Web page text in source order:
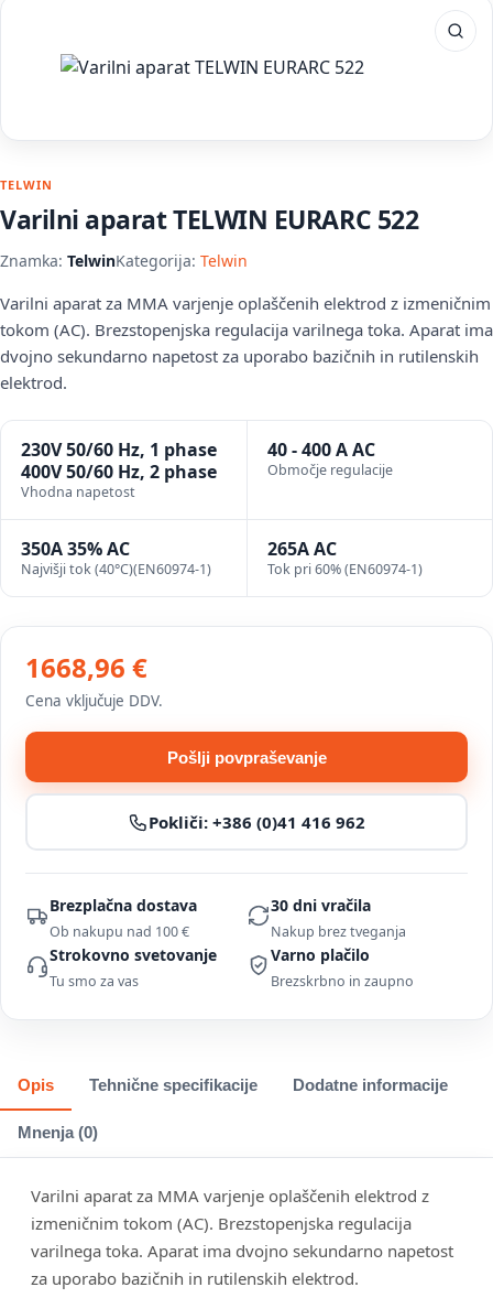
TELWIN
Varilni aparat TELWIN EURARC 522
Znamka: TelwinKategorija: Telwin
Varilni aparat za MMA varjenje oplaščenih elektrod z izmeničnim
tokom (AC). Brezstopenjska regulacija varilnega toka. Aparat ima
dvojno sekundarno napetost za uporabo bazičnih in rutilenskih
elektrod.
230V 50/60 Hz, 1 phase
400V 50/60 Hz, 2 phase
Vhodna napetost
40 - 400 A AC
Območje regulacije
350A 35% AC
Najvišji tok (40°C)(EN60974-1)
265A AC
Tok pri 60% (EN60974-1)
1668,96 €
Cena vključuje DDV.
Pošlji povpraševanje
Pokliči: +386 (0)41 416 962
Brezplačna dostava
Ob nakupu nad 100 €
30 dni vračila
Nakup brez tveganja
Strokovno svetovanje
Tu smo za vas
Varno plačilo
Brezskrbno in zaupno
Opis Tehnične specifikacije Dodatne informacije
Mnenja (0)
Varilni aparat za MMA varjenje oplaščenih elektrod z
izmeničnim tokom (AC). Brezstopenjska regulacija
varilnega toka. Aparat ima dvojno sekundarno napetost
za uporabo bazičnih in rutilenskih elektrod.